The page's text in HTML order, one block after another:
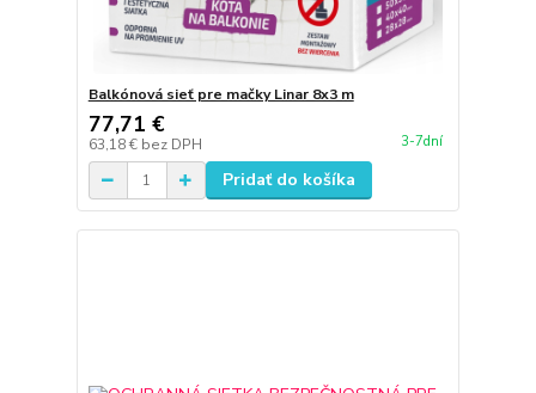
Balkónová sieť pre mačky Linar 8x3 m
77,71 €
63,18 € bez DPH 3-7dní
Pridať do košíka